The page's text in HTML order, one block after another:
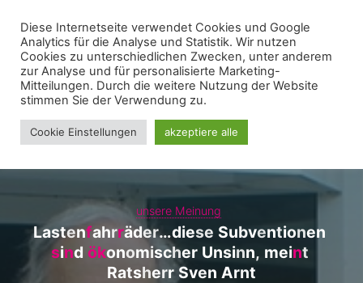
Inhalt
springen
WIR FÜR UNNA - FRAKTION
unsere Meinung
Lastenfahrräder…diese Subventionen
sind ökonomischer Unsinn, meint
Ratsherr Sven Arnt
Diese Internetseite verwendet Cookies und Google
Analytics für die Analyse und Statistik. Wir nutzen
Cookies zu unterschiedlichen Zwecken, unter anderem
zur Analyse und für personalisierte Marketing-
Mitteilungen. Durch die weitere Nutzung der Website
stimmen Sie der Verwendung zu.
Cookie Einstellungen akzeptiere alle